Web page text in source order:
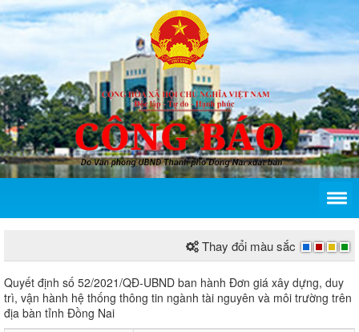
Thay đổi màu sắc
Quyết định số 52/2021/QĐ-UBND của Ủy ban nhân
Quyết định số 52/2021/QĐ-UBND ban hành Đơn giá xây dựng, duy
trì, vận hành hệ thống thông tin ngành tài nguyên và môi trường trên
địa bàn tỉnh Đồng Nai